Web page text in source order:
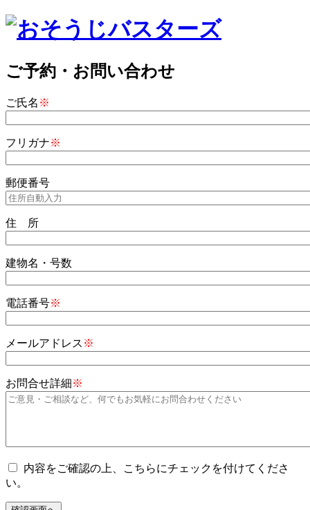
ご予約・お問い合わせ
ご氏名 ※
フリガナ※
郵便番号
住 所
建物名・号数
電話番号※
メールアドレス ※
お問合せ詳細※
内容をご確認の上、こちらにチェックを付けてくださ
い。